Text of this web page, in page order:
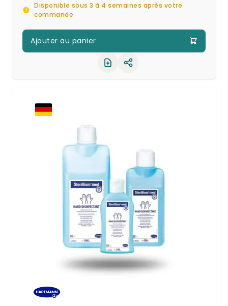
Disponible sous 3 à 4 semaines après votre
commande
Ajouter au panier
Partager le produit